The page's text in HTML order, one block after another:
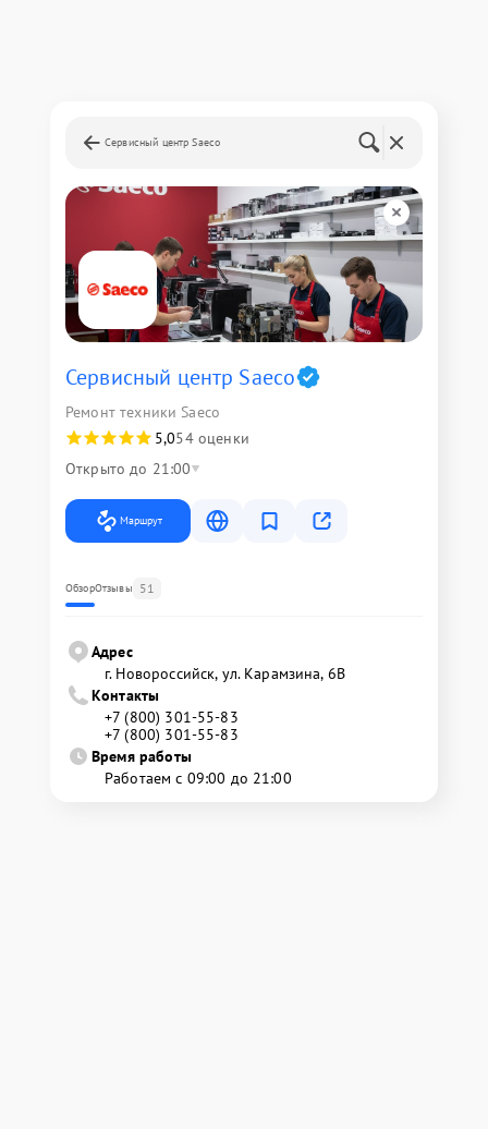
Сервисный центр Saeco
Сервисный центр Saeco
Ремонт техники Saeco
5,054 оценки
Открыто до 21:00
Маршрут
ОбзорОтзывы 51
Адрес
г. Новороссийск, ул. Карамзина, 6В
Контакты
+7 (800) 301-55-83
+7 (800) 301-55-83
Время работы
Работаем с 09:00 до 21:00